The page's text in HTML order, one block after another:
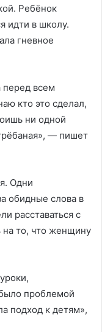
Ребёнок
идти в школу.
гневное
перед всем
кто это сделал,
ни одной
— пишет
Одни
обидные слова в
расставаться с
на то, что женщину
проблемой
подход к детям»,